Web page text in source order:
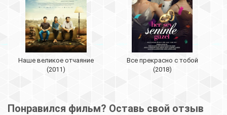
Наше великое отчаяние
(2011)
Все прекрасно с тобой
(2018)
Понравился фильм? Оставь свой отзыв